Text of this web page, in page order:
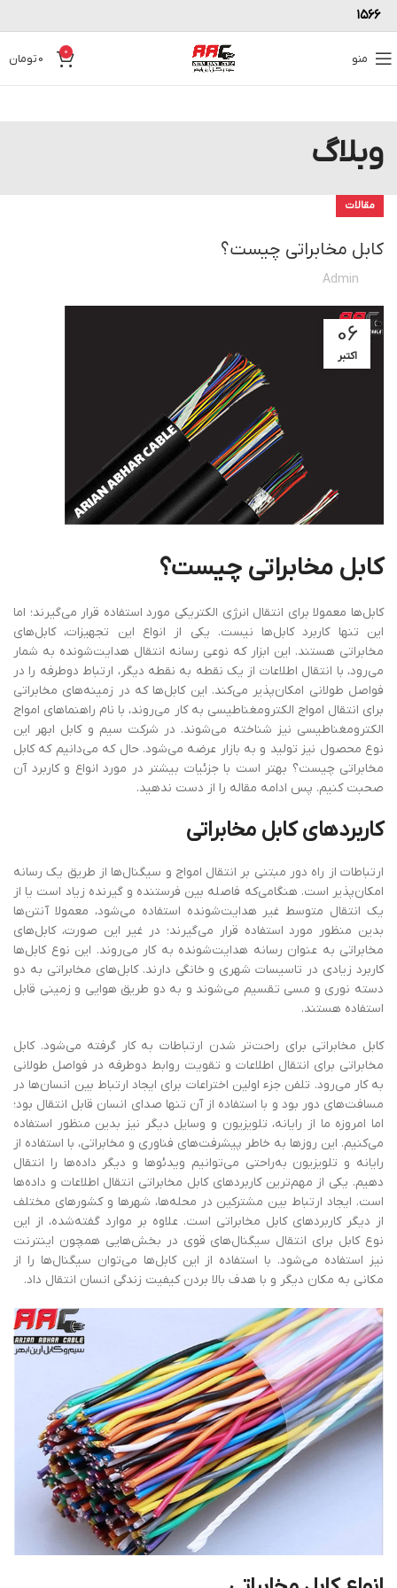
۱۵۶۶
منو 0
0تومان
وبلاگ
مقالات
کابل مخابراتی چیست؟
Admin
06
اکتبر
کابل مخابراتی چیست؟
کابل‌ها معمولا برای انتقال انرژی الکتریکی مورد استفاده قرار می‌گیرند؛ اما
این تنها کاربرد کابل‌ها نیست. یکی از انواع این تجهیزات، کابل‌های
مخابراتی هستند. این ابزار که نوعی رسانه انتقال هدایت‌شونده به شمار
می‌رود، با انتقال اطلاعات از یک نقطه به نقطه دیگر، ارتباط دوطرفه را در
فواصل طولانی امکان‌پذیر می‌کند. این کابل‌ها که در زمینه‌های مخابراتی
برای انتقال امواج الکترومغناطیسی به کار می‌روند، با نام راهنماهای امواج
الکترومغناطیسی نیز شناخته می‌شوند. در شرکت سیم و کابل ابهر این
نوع محصول نیز تولید و به بازار عرضه می‌شود. حال که می‌دانیم که کابل
مخابراتی چیست؟ بهتر است با جزئیات بیشتر در مورد انواع و کاربرد آن
صحبت کنیم. پس ادامه مقاله را از دست ندهید.
کاربردهای کابل مخابراتی
ارتباطات از راه دور مبتنی بر انتقال امواج و سیگنال‌ها از طریق یک رسانه
امکان‌پذیر است. هنگامی‌که فاصله بین فرستنده و گیرنده زیاد است یا از
یک انتقال متوسط غیر هدایت‌شونده استفاده می‌شود، معمولا آنتن‌ها
بدین منظور مورد استفاده قرار می‌گیرند؛ در غیر این صورت، کابل‌های
مخابراتی به عنوان رسانه هدایت‌شونده به کار می‌روند. این نوع کابل‌ها
کاربرد زیادی در تاسیسات شهری و خانگی دارند. کابل‌های مخابراتی به دو
دسته نوری و مسی تقسیم می‌شوند و به دو طریق هوایی و زمینی قابل‌
استفاده هستند.
کابل مخابراتی برای راحت‌تر شدن ارتباطات به کار گرفته می‌شود. کابل
مخابراتی برای انتقال اطلاعات و تقویت روابط دوطرفه در فواصل طولانی
به کار می‌رود. تلفن جزء اولین اختراعات برای ایجاد ارتباط بین انسان‌ها در
مسافت‌های دور بود و با استفاده از آن تنها صدای انسان قابل‌ انتقال بود؛
اما امروزه ما از رایانه، تلویزیون و وسایل دیگر نیز بدین منظور استفاده
می‌کنیم. این روزها به خاطر پیشرفت‌های فناوری و مخابراتی، با استفاده از
رایانه و تلویزیون به‌راحتی می‌توانیم ویدئوها و دیگر داده‌ها را انتقال
دهیم. یکی از مهم‌ترین کاربردهای کابل مخابراتی انتقال اطلاعات و داده‌ها
است. ایجاد ارتباط بین مشترکین در محله‌ها، شهرها و کشورهای مختلف
از دیگر کاربردهای کابل مخابراتی است. علاوه بر موارد گفته‌شده، از این
نوع کابل برای انتقال سیگنال‌های قوی در بخش‌هایی همچون اینترنت
نیز استفاده می‌شود. با استفاده از این کابل‌ها می‌توان سیگنال‌ها را از
مکانی به مکان دیگر و با هدف بالا بردن کیفیت زندگی انسان انتقال داد.